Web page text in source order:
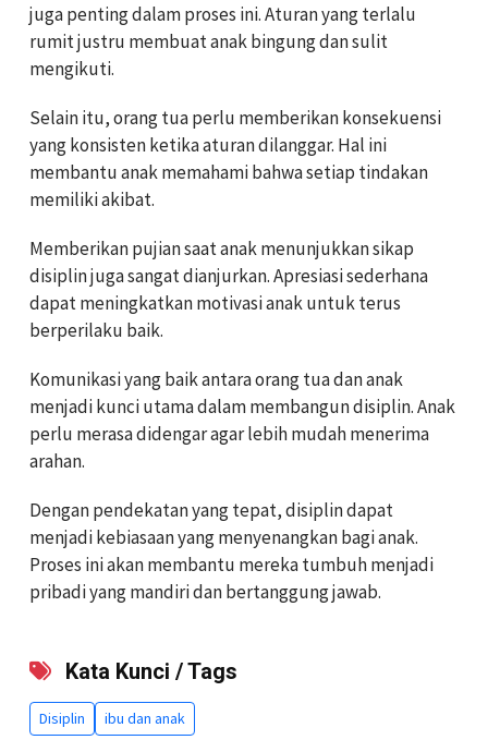
juga penting dalam proses ini. Aturan yang terlalu
rumit justru membuat anak bingung dan sulit
mengikuti.
Selain itu, orang tua perlu memberikan konsekuensi
yang konsisten ketika aturan dilanggar. Hal ini
membantu anak memahami bahwa setiap tindakan
memiliki akibat.
Memberikan pujian saat anak menunjukkan sikap
disiplin juga sangat dianjurkan. Apresiasi sederhana
dapat meningkatkan motivasi anak untuk terus
berperilaku baik.
Komunikasi yang baik antara orang tua dan anak
menjadi kunci utama dalam membangun disiplin. Anak
perlu merasa didengar agar lebih mudah menerima
arahan.
Dengan pendekatan yang tepat, disiplin dapat
menjadi kebiasaan yang menyenangkan bagi anak.
Proses ini akan membantu mereka tumbuh menjadi
pribadi yang mandiri dan bertanggung jawab.
Kata Kunci / Tags
Disiplin ibu dan anak